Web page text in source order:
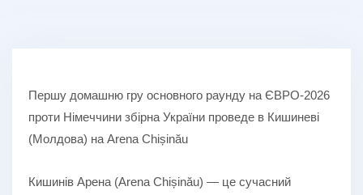
Першу домашню гру основного раунду на ЄВРО-2026
проти Німеччини збірна України проведе в Кишиневі
(Молдова) на Arena Chișinău
Кишинів Арена (Arena Chișinău) — це сучасний